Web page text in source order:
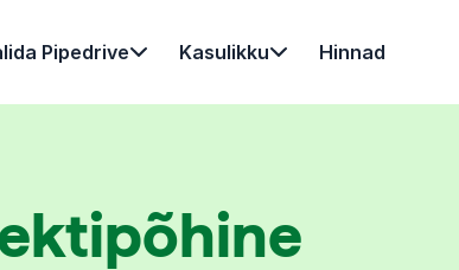
Pipedrive Kasulikku Hinnad